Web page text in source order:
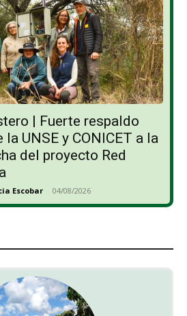
| Fuerte respaldo
UNSE y CONICET a la
del proyecto Red
Escobar - 04/08/2026